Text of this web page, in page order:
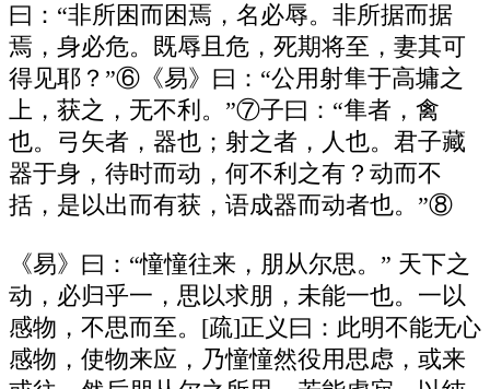
曰：“非所困而困焉，名必辱。非所据而据
焉，身必危。既辱且危，死期将至，妻其可
得见耶？”⑥《易》曰：“公用射隼于高墉之
上，获之，无不利。”⑦子曰：“隼者，禽
也。弓矢者，器也；射之者，人也。君子藏
器于身，待时而动，何不利之有？动而不
括，是以出而有获，语成器而动者也。”⑧
《易》曰：“憧憧往来，朋从尔思。” 天下之
动，必归乎一，思以求朋，未能一也。一以
感物，不思而至。[疏]正义曰：此明不能无心
感物，使物来应，乃憧憧然役用思虑，或来